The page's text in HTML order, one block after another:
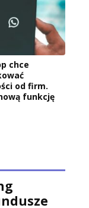
chce
od firm.
funkcję